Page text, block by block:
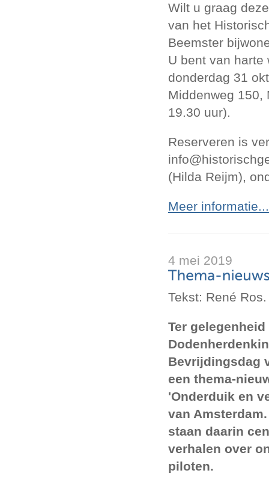
Wilt u graag
van het
Beemster
U bent van harte
donderdag 31
Middenweg 150,
19.30 uur).
Reserveren is
(Hilda Reijm),
Meer informatie...
4 mei 2019
Tekst: René Ros.
Ter gelegenheid
Bevrijdingsdag
een thema-
'Onderduik en
van
staan daarin
verhalen over
piloten.